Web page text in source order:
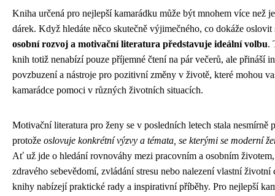
Kniha určená pro nejlepší kamarádku může být mnohem více než
dárek. Když hledáte něco skutečně výjimečného, co dokáže oslovit
osobní rozvoj a motivační literatura představuje ideální volbu.
knih totiž nenabízí pouze příjemné čtení na pár večerů, ale přináší
povzbuzení a nástroje pro pozitivní změny v životě, které mohou
kamarádce pomoci v různých životních situacích.
Motivační literatura pro ženy se v posledních letech stala nesmírně
protože oslovuje konkrétní výzvy a témata, se kterými se moderní
Ať už jde o hledání rovnováhy mezi pracovním a osobním
zdravého sebevědomí, zvládání stresu nebo nalezení vlastní životní
knihy nabízejí praktické rady a inspirativní příběhy. Pro nejlepší